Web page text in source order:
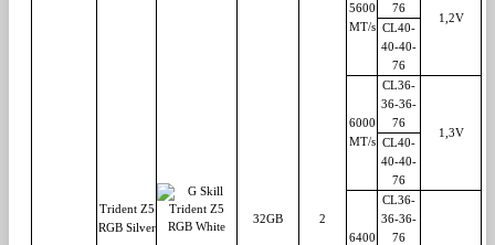
Trident Z5
RGB Silver
32GB 2
5600
MT/s
76
1,2V
CL40-
40-40-
76
6000
MT/s
CL36-
36-36-
76
1,3V
CL40-
40-40-
76
6400
CL36-
36-36-
76